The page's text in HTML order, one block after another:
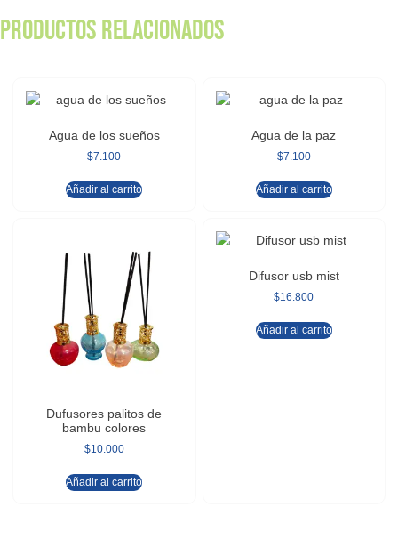
Productos relacionados
Agua de los sueños
$7.100
Añadir al carrito
Agua de la paz
$7.100
Añadir al carrito
Dufusores palitos de
bambu colores
$10.000
Añadir al carrito
Difusor usb mist
$16.800
Añadir al carrito